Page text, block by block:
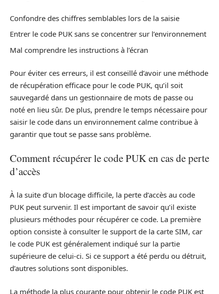
Confondre des chiffres semblables lors de la saisie
Entrer le code PUK sans se concentrer sur l’environnement
Mal comprendre les instructions à l’écran
Pour éviter ces erreurs, il est conseillé d’avoir une méthode
de récupération efficace pour le code PUK, qu’il soit
sauvegardé dans un gestionnaire de mots de passe ou
noté en lieu sûr. De plus, prendre le temps nécessaire pour
saisir le code dans un environnement calme contribue à
garantir que tout se passe sans problème.
Comment récupérer le code PUK en cas de perte
d’accès
À la suite d’un blocage difficile, la perte d’accès au code
PUK peut survenir. Il est important de savoir qu’il existe
plusieurs méthodes pour récupérer ce code. La première
option consiste à consulter le support de la carte SIM, car
le code PUK est généralement indiqué sur la partie
supérieure de celui-ci. Si ce support a été perdu ou détruit,
d’autres solutions sont disponibles.
La méthode la plus courante pour obtenir le code PUK est